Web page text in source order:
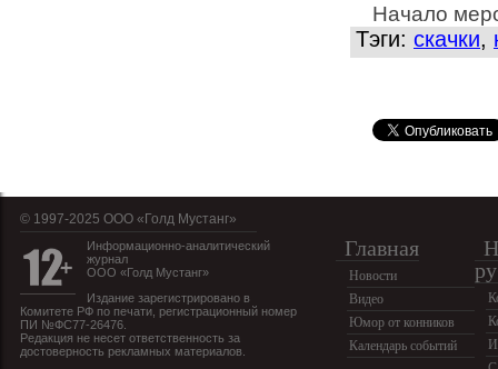
Начало
Тэги: скачки,
© 1997-2025 OOO «Голд Мустанг»
Информационно-аналитический
журнал
ООО «Голд Мустанг»
Издание зарегистрировано в
Комитете РФ по печати, регистрационный номер
ПИ №ФС77-26476.
Редакция не несет ответственность за
достоверность рекламных материалов.
Главная
Новости
Видео
Юмор от конников
Календарь событий